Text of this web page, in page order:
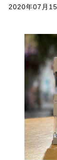
2020年07月